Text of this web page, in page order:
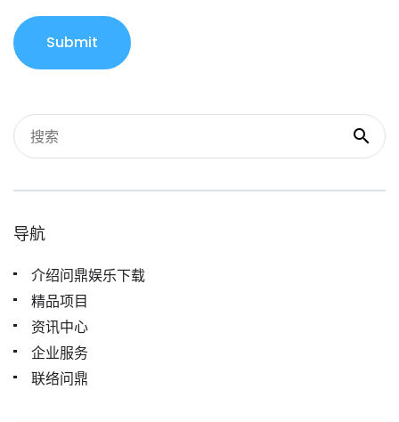
Submit
导航
介绍问鼎娱乐下载
精品项目
资讯中心
企业服务
联络问鼎